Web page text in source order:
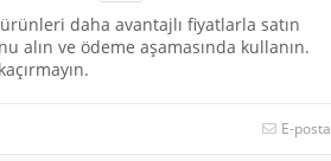
daha avantajlı fiyatlarla satın
alın ve ödeme aşamasında kullanın.
E-posta